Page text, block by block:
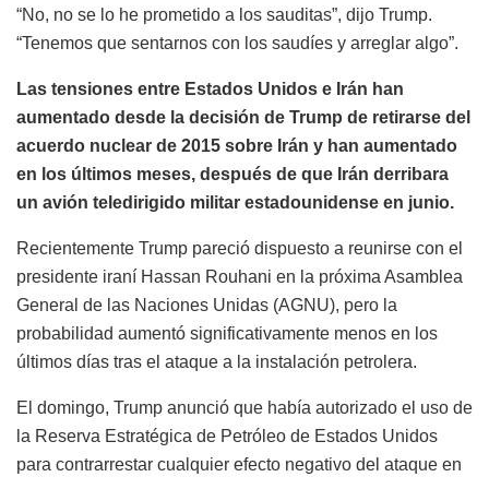
“No, no se lo he prometido a los sauditas”, dijo Trump.
“Tenemos que sentarnos con los saudíes y arreglar algo”.
Las tensiones entre Estados Unidos e Irán han
aumentado desde la decisión de Trump de retirarse del
acuerdo nuclear de 2015 sobre Irán y han aumentado
en los últimos meses, después de que Irán derribara
un avión teledirigido militar estadounidense en junio.
Recientemente Trump pareció dispuesto a reunirse con el
presidente iraní Hassan Rouhani en la próxima Asamblea
General de las Naciones Unidas (AGNU), pero la
probabilidad aumentó significativamente menos en los
últimos días tras el ataque a la instalación petrolera.
El domingo, Trump anunció que había autorizado el uso de
la Reserva Estratégica de Petróleo de Estados Unidos
para contrarrestar cualquier efecto negativo del ataque en